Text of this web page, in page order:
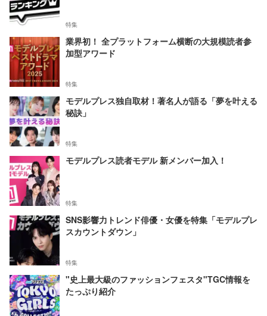
特集
業界初！ 全プラットフォーム横断の大規模読者参
加型アワード
特集
モデルプレス独自取材！著名人が語る「夢を叶える
秘訣」
特集
モデルプレス読者モデル 新メンバー加入！
特集
SNS影響力トレンド俳優・女優を特集「モデルプレ
スカウントダウン」
特集
"史上最大級のファッションフェスタ"TGC情報を
たっぷり紹介